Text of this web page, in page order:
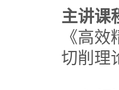
主讲课
《高
切削理